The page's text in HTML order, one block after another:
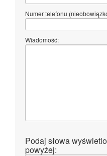
Numer telefonu
Wiadomość:
Podaj słowa
powyżej: